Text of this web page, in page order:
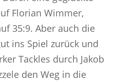
Florian Wimmer,
35:9. Aber auch die
ins Spiel zurück und
Tackles durch Jakob
den Weg in die